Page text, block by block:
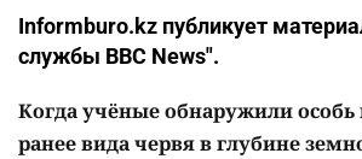
Informburo.kz публикует
службы BBC News".
Когда учёные обнаружили особь
ранее вида червя в глубине